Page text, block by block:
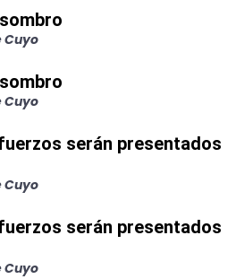
Cuyo
Cuyo
serán presentados
Cuyo
serán presentados
Cuyo